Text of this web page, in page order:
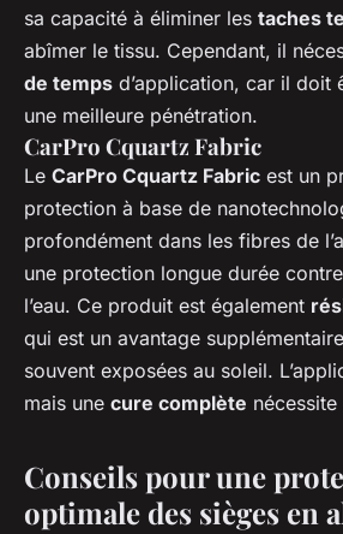
sa capacité à éliminer les taches
abîmer le tissu. Cependant, il
de temps d’application, car il doit
une meilleure pénétration.
CarPro Cquartz Fabric
Le CarPro Cquartz Fabric est un
protection à base de
profondément dans les fibres de
une protection longue durée
l’eau. Ce produit est également
qui est un avantage
souvent exposées au soleil.
mais une cure complète
Conseils pour une
optimale des sièges en